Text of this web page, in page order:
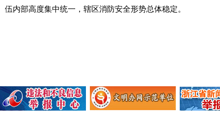
伍内部高度集中统一，辖区消防安全形势总体稳定。